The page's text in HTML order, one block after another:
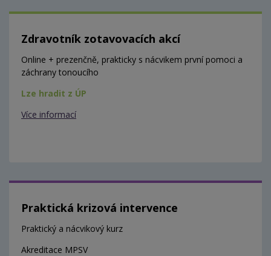
Zdravotník zotavovacích akcí
Online + prezenčně, prakticky s nácvikem první pomoci a
záchrany tonoucího
Lze hradit z ÚP
Více informací
Praktická krizová intervence
Praktický a nácvikový kurz
Akreditace MPSV